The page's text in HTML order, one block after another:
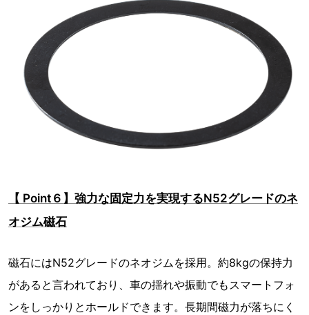
【 Point６】強力な固定力を実現するN52グレードのネ
オジム磁石
磁石にはN52グレードのネオジムを採用。約8kgの保持力
があると言われており、車の揺れや振動でもスマートフォ
ンをしっかりとホールドできます。長期間磁力が落ちにく